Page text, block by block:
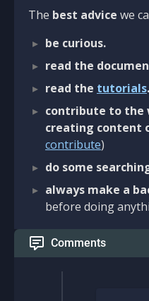
The best advice we
be curious.
read the
read the tutorials.
contribute to the
creating content
contribute)
do some
always make a
before doing
Comments